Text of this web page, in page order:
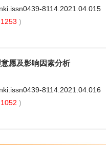
8114.2021.04.015
1253 )
愿及影响因素分析
8114.2021.04.016
1052 )